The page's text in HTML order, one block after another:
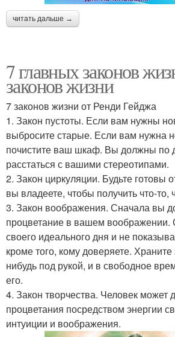
читать дальше →
7 главных законов
законов жизни
7 законов жизни от Ренди Гейджа
1. Закон пустоты. Если вам нужны
выбросите старые. Если вам нужна
почистите ваш шкаф. Вы должны по
расстаться с вашими стереотипами.
2. Закон циркуляции. Будьте готовы
вы владеете, чтобы получить что-то,
3. Закон воображения. Сначала вы
процветание в вашем воображении.
своего идеального дня и не
кроме того, кому доверяете. Храните
нибудь под рукой, и в свободное
его.
4. Закон творчества. Человек может
процветания посредством энергии
интуиции и воображения.